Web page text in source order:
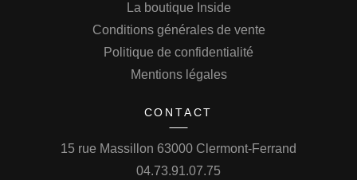
La boutique Inside
Conditions générales de vente
Politique de confidentialité
Mentions légales
CONTACT
15 rue Massillon 63000 Clermont-Ferrand
04.73.91.07.75